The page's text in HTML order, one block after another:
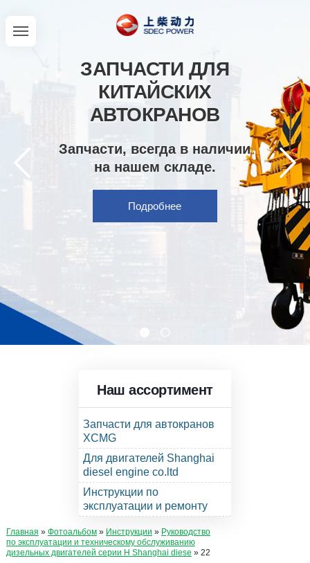
ЗАПЧАСТИ ДЛЯ
КИТАЙСКИХ
АВТОКРАНОВ
Запчасти, всегда в наличии
на нашем складе.
Подробнее
Наш ассортимент
Запчасти для автокранов
XCMG
Для двигателей Shanghai
diesel engine co.ltd
Инструкции по
эксплуатации и ремонту
Главная » Фотоальбом» Инструкции » Руководство
по эксплуатации и техническому обслуживанию
дизельных двигателей серии Н Shanghai diese » 22